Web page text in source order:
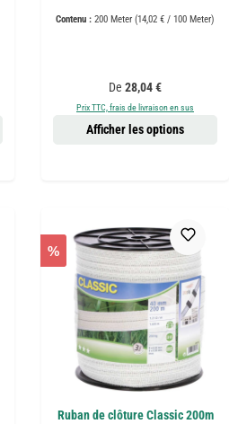
Contenu : 200 Meter (14,02 € / 100 Meter)
Prix régulier :
De 28,04 €
Prix TTC, frais de livraison en sus
Afficher les options
%
Ruban de clôture Classic 200m